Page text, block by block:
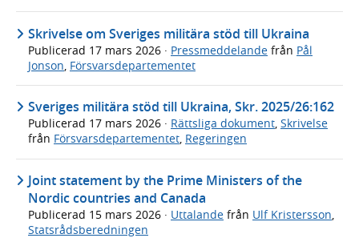
Skrivelse om Sveriges militära stöd till Ukraina
Publicerad 17 mars 2026 · Pressmeddelande från Pål
Jonson Försvarsdepartementet
Sveriges militära stöd till Ukraina, Skr. 2025/26:162
Publicerad 17 mars 2026 · Rättsliga dokument, Skrivelse
från Försvarsdepartementet, Regeringen
Joint statement by the Prime Ministers of the
Nordic countries and Canada
Publicerad 15 mars 2026 · Uttalande från Ulf Kristersson,
Statsrådsberedningen